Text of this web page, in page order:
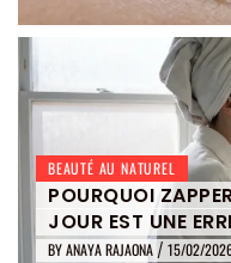
BEAUTÉ AU NATUREL
POURQUOI
JOUR EST UNE
BYANAYA RAJAONA / 15/02/